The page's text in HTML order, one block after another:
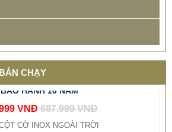
CHẠY
CỘT CỜ QUẢNG TRƯỜNG INOX
BẢO HÀNH 10 NĂM
VNĐ687.999 VNĐ
CỘT CỜ INOX NGOÀI TRỜI